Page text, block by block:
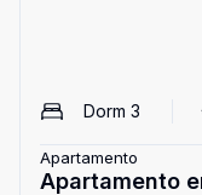
Dorm 3
Apartamento
Apartamento